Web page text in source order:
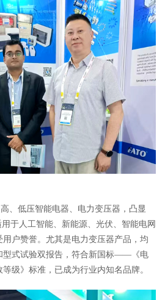
低压智能电器、电力变压器，凸显
于人工智能、新能源、光伏、智能电网
户赞誉。尤其是电力变压器产品，均
型式试验双报告，符合新国标——《电
级》标准，已成为行业内知名品牌。